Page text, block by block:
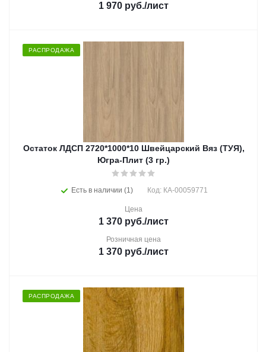
1 970 руб./лист
РАСПРОДАЖА
Остаток ЛДСП 2720*1000*10 Швейцарский Вяз (ТУЯ),
Югра-Плит (3 гр.)
Есть в наличии (1) Код: КА-00059771
Цена
1 370 руб./лист
Розничная цена
1 370 руб./лист
РАСПРОДАЖА